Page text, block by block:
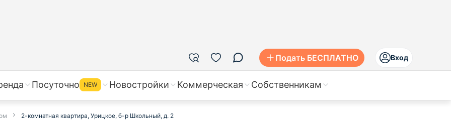
Подать БЕСПЛАТНО Вход
Посуточно NEW Новостройки Коммерческая Собственникам
2-комнатная квартира, Урицкое, б-р Школьный, д. 2